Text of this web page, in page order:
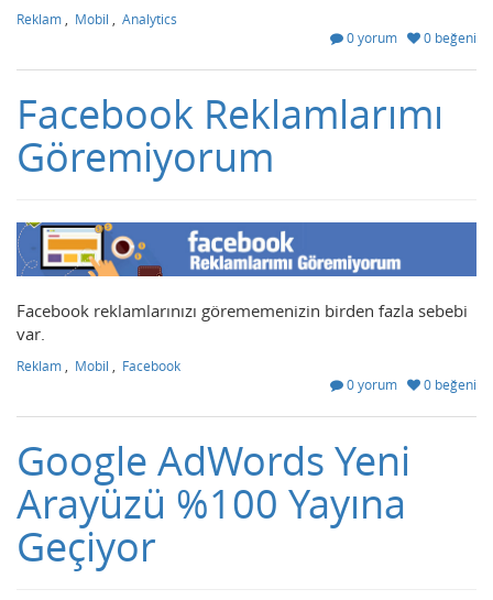
Reklam Mobil
Analytics
0 yorum
0 beğeni
Facebook Reklamlarımı
Göremiyorum
Facebook reklamlarınızı görememenizin birden fazla sebebi
var.
Reklam , Mobil , Facebook
0 yorum
0 beğeni
Google AdWords Yeni
Arayüzü %100 Yayına
Geçiyor